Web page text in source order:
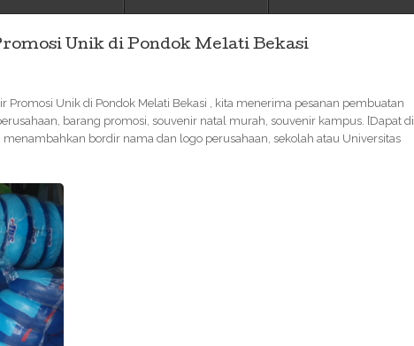
Unik di Pondok Melati Bekasi
Promosi Unik di Pondok Melati Bekasi , kita menerima pesanan pembuatan
barang promosi, souvenir natal murah, souvenir kampus. [Dapat di
bordir nama dan logo perusahaan, sekolah atau Universitas